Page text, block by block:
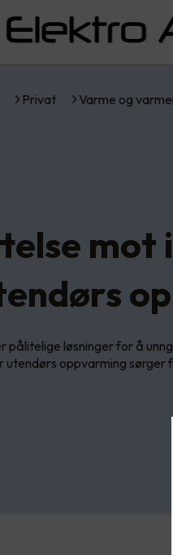
Privat Varme og
mot
pålitelige løsninger for å
utendørs oppvarming